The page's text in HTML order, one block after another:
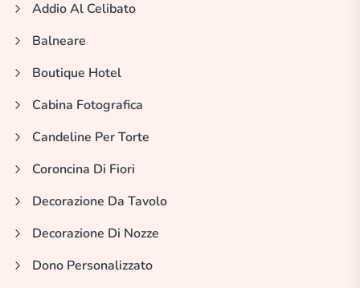
Addio Al Celibato
Balneare
Boutique Hotel
Cabina Fotografica
Candeline Per Torte
Coroncina Di Fiori
Decorazione Da Tavolo
Decorazione Di Nozze
Dono Personalizzato